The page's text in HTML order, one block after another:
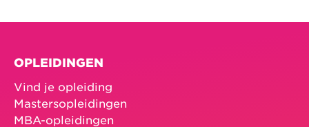
OPLEIDINGEN
Vind je opleiding
Mastersopleidingen
MBA-opleidingen